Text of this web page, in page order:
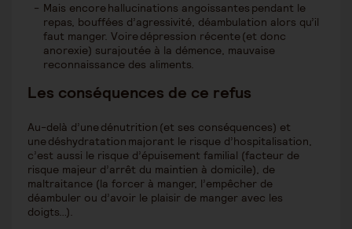
Mais encore hallucinations angoissantes pendant le
repas, bouffées d’agressivité, déambulation alors qu’il
faut manger. Voire dépression récente (et donc
anorexie) surajoutée à la démence, mauvaise
reconnaissance des aliments.
Les conséquences de ce refus
Au-delà d’une dénutrition (et ses conséquences) et
une déshydratation majorant le risque d’hospitalisation,
c’est aussi le risque d’épuisement familial (facteur de
risque majeur d’arrêt du maintien à domicile), de
maltraitance (la forcer à manger, l’empêcher de
déambuler ou d’avoir le plaisir de manger avec les
doigts…).